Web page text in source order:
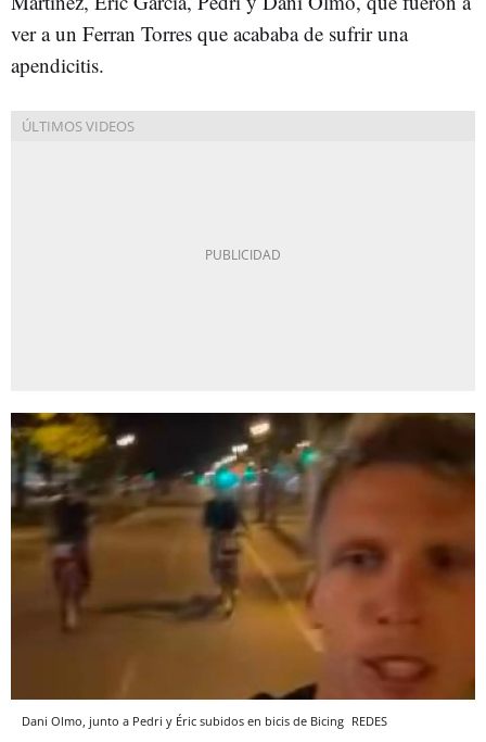
ver a un Ferran Torres que acababa de sufrir una
apendicitis.
Dani Olmo, junto a Pedri y Éric subidos en bicis de Bicing REDES